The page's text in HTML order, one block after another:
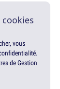
vous
de Gestion